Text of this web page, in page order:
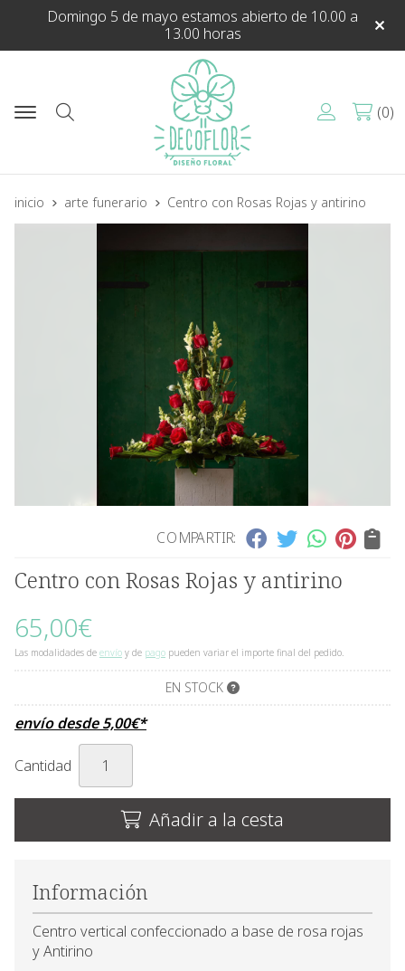
Domingo 5 de mayo estamos abierto de 10.00 a
13.00 horas
Buscar
0
inicio arte funerario Centro con Rosas Rojas y antirino
COMPARTIR:
Centro con Rosas Rojas y antirino
65,00€
Las modalidades de envío y de pago pueden variar el importe final del pedido.
EN STOCK
envío desde5,00€*
Cantidad
Añadir a la cesta
Información
Centro vertical confeccionado a base de rosa rojas
y Antirino